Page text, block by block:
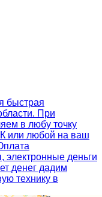
быстрая
При
в любу точку
или любой на ваш
электронные деньги
денег дадим
технику в